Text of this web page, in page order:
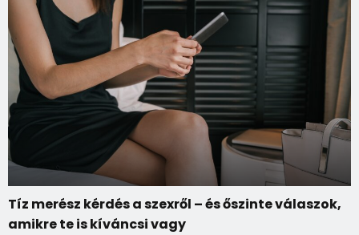
Tíz merész kérdés a szexről – és őszinte válaszok,
amikre te is kíváncsi vagy